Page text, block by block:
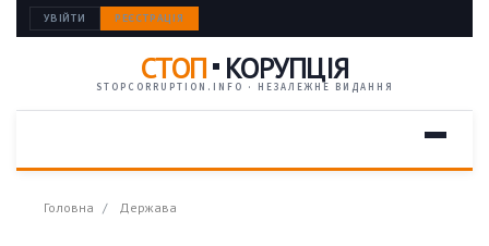
УВІЙТИ РЕЄСТРАЦІЯ
СТОП КОРУПЦІЯ
STOPCORRUPTION.INFO · НЕЗАЛЕЖНЕ ВИДАННЯ
Головна Держава